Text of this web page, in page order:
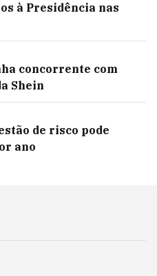
à Presidência nas
concorrente com
Shein
de risco pode
ano